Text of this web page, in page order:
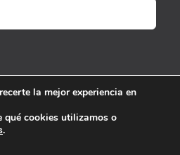
la mejor experiencia en
qué cookies utilizamos o
.